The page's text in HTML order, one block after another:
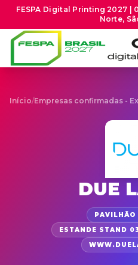
FESPA Digital Printing 2027 |
Norte,
Início/Empresas confirmadas -
DUE
PAVILHÃO
ESTANDE STAND